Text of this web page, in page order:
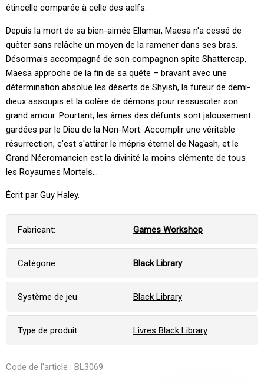
étincelle comparée à celle des aelfs.
Depuis la mort de sa bien-aimée Ellamar, Maesa n'a cessé de
quêter sans relâche un moyen de la ramener dans ses bras.
Désormais accompagné de son compagnon spite Shattercap,
Maesa approche de la fin de sa quête – bravant avec une
détermination absolue les déserts de Shyish, la fureur de demi-
dieux assoupis et la colère de démons pour ressusciter son
grand amour. Pourtant, les âmes des défunts sont jalousement
gardées par le Dieu de la Non-Mort. Accomplir une véritable
résurrection, c'est s'attirer le mépris éternel de Nagash, et le
Grand Nécromancien est la divinité la moins clémente de tous
les Royaumes Mortels…
Écrit par Guy Haley.
Fabricant: Games Workshop
Catégorie: Black Library
Système de jeu Black Library
Type de produit Livres Black Library
Code de l'article : BL3069